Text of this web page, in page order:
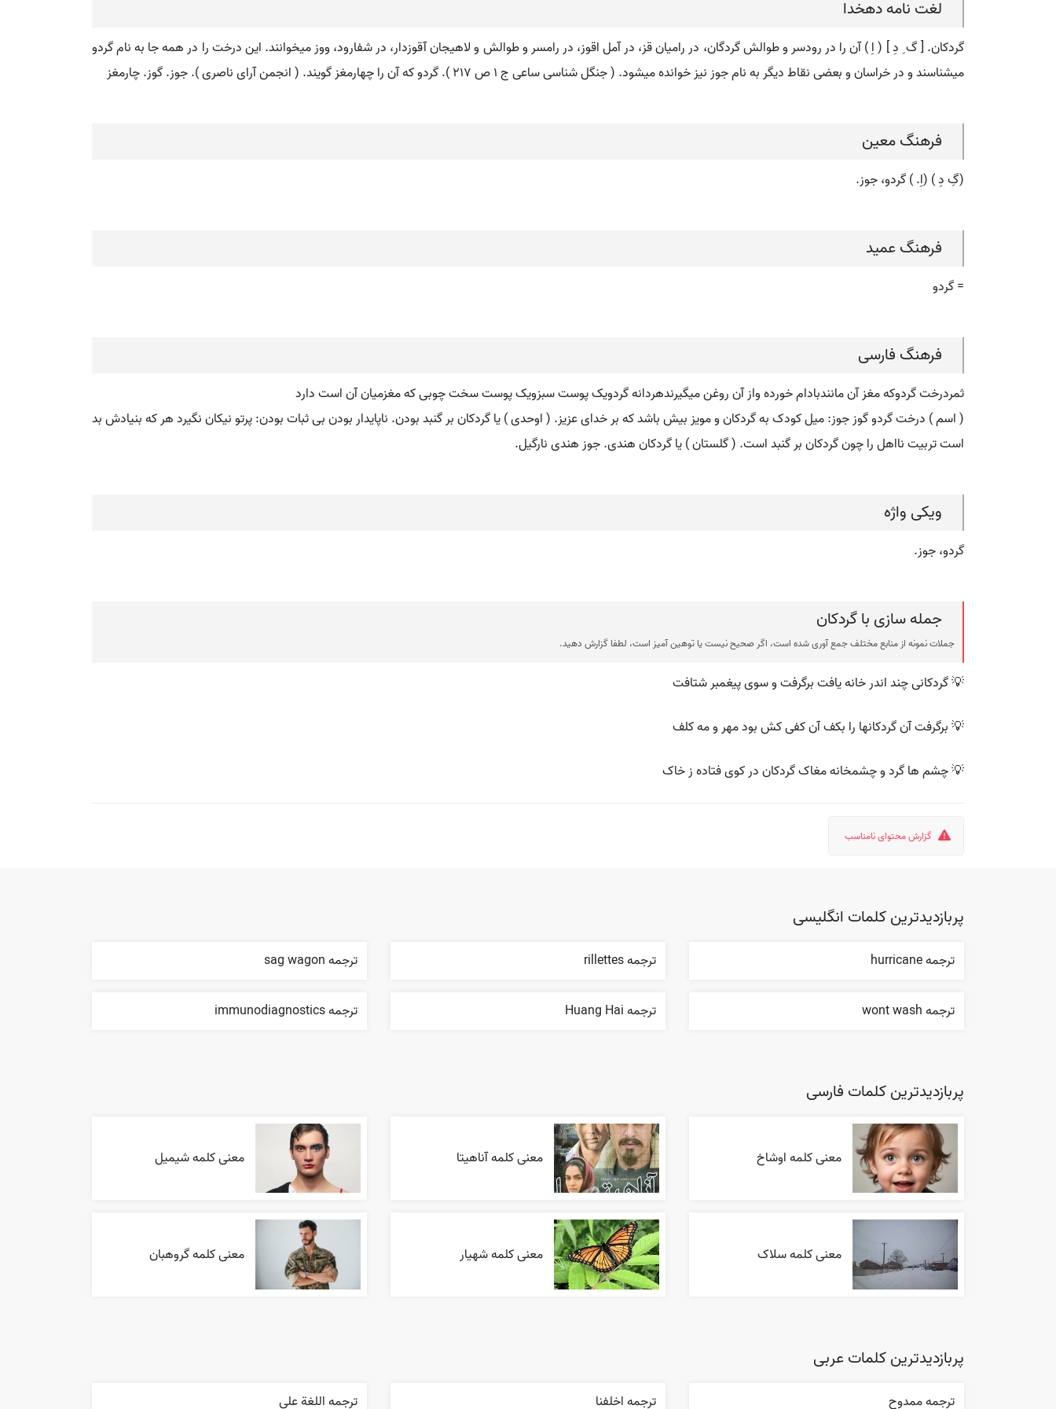
لغت نامه دهخدا
گردکان. [ گ ِ دِ ] ( اِ ) آن را در رودسر و طوالش گردگان، در رامیان قز، در آمل اقوز، در رامسر و طوالش و لاهیجان آقوزدار، در شفارود، ووز میخوانند. این درخت را در همه جا به نام گردو
میشناسند و در خراسان و بعضی نقاط دیگر به نام جوز نیز خوانده میشود. ( جنگل شناسی ساعی ج 1 ص 217 ). گردو که آن را چهارمغز گویند. ( انجمن آرای ناصری ). جوز. گوز. چارمغز
فرهنگ معین
(گِ دِ ) (اِ. ) گردو، جوز.
فرهنگ عمید
= گردو
فرهنگ فارسی
ثمردرخت گردوکه مغز آن مانندبادام خورده واز آن روغن میگیرندهردانه گردویک پوست سبزویک پوست سخت چوبی که مغزمیان آن است دارد
( اسم ) درخت گردو گوز جوز: میل کودک به گردکان و مویز بیش باشد که بر خدای عزیز. ( اوحدی ) یا گردکان بر گنبد بودن. ناپایدار بودن بی ثبات بودن: پرتو نیکان نگیرد هر که بنیادش بد
است تربیت نااهل را چون گردکان بر گنبد است. ( گلستان ) یا گردکان هندی. جوز هندی نارگیل.
ویکی واژه
گردو، جوز.
جمله سازی با گردکان
جملات نمونه از منابع مختلف جمع آوری شده است، اگر صحیح نیست یا توهین آمیز است، لطفا گزارش دهید.
💡 گردکانی چند اندر خانه یافت برگرفت و سوی پیغمبر شتافت
💡 برگرفت آن گردکانها را بکف آن کفی کش بود مهر و مه کلف
💡 چشم ها گرد و چشمخانه مغاک گردکان در کوی فتاده ز خاک
گزارش محتوای نامناسب
پربازدیدترین کلمات انگلیسی
ترجمه hurricane ترجمه rillettes ترجمه sag wagon
ترجمه wont wash ترجمه Huang Hai ترجمه immunodiagnostics
پربازدیدترین کلمات فارسی
معنی کلمه اوشاخ معنی کلمه آناهیتا معنی کلمه شیمیل
معنی کلمه سلاک معنی کلمه شهیار معنی کلمه گروهبان
پربازدیدترین کلمات عربی
ترجمه ممدوح ترجمه اخلفنا ترجمه اللغة علی